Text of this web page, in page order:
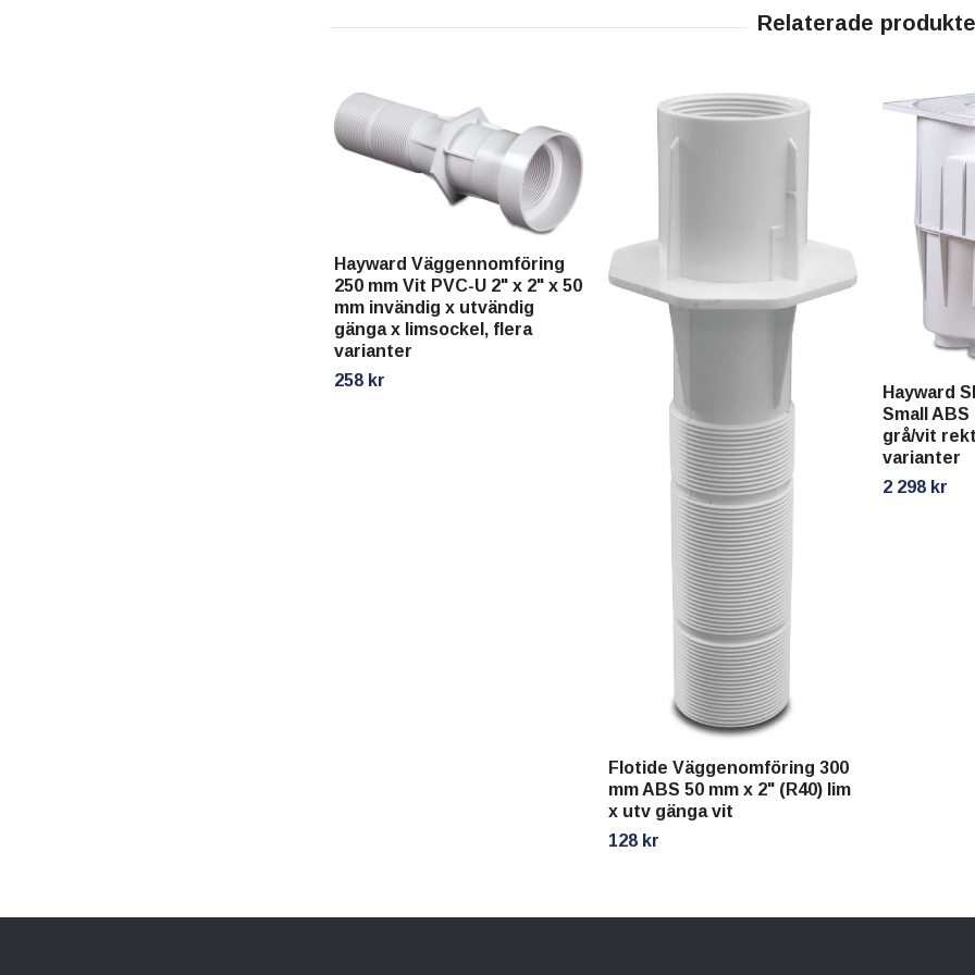
Hayward Väggennomföring
250 mm Vit PVC-U 2" x 2" x 50
mm invändig x utvändig
gänga x limsockel, flera
varianter
258 kr
Flotide Väggenomföring 300
mm ABS 50 mm x 2" (R40) lim
x utv gänga vit
128 kr
Hayward
Small
grå/vit
varianter
2 298 kr